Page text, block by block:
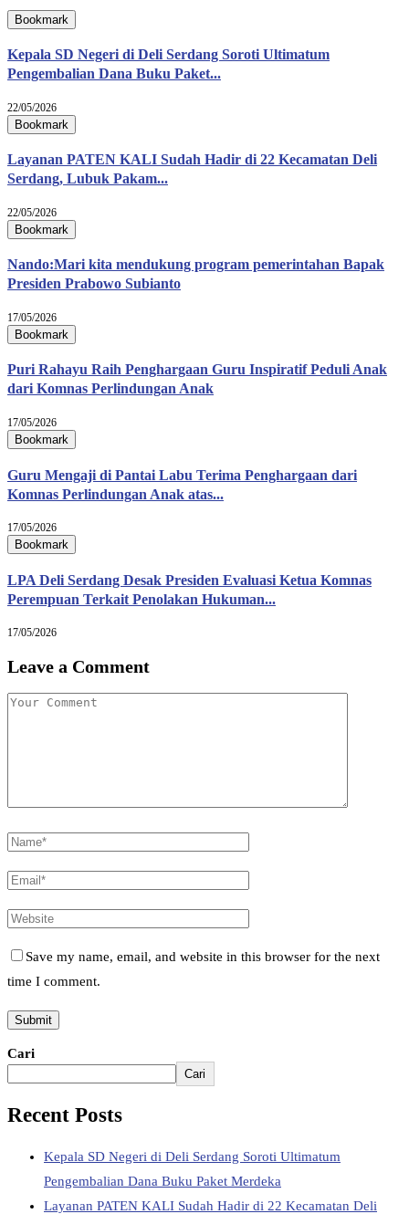
Bookmark
Kepala SD Negeri di Deli Serdang Soroti Ultimatum
Pengembalian Dana Buku Paket...
22/05/2026
Bookmark
Layanan PATEN KALI Sudah Hadir di 22 Kecamatan Deli
Serdang, Lubuk Pakam...
22/05/2026
Bookmark
Nando:Mari kita mendukung program pemerintahan Bapak
Presiden Prabowo Subianto
17/05/2026
Bookmark
Puri Rahayu Raih Penghargaan Guru Inspiratif Peduli Anak
dari Komnas Perlindungan Anak
17/05/2026
Bookmark
Guru Mengaji di Pantai Labu Terima Penghargaan dari
Komnas Perlindungan Anak atas...
17/05/2026
Bookmark
LPA Deli Serdang Desak Presiden Evaluasi Ketua Komnas
Perempuan Terkait Penolakan Hukuman...
17/05/2026
Leave a Comment
Save my name, email, and website in this browser for the next
time I comment.
Cari
Cari
Recent Posts
Kepala SD Negeri di Deli Serdang Soroti Ultimatum
Pengembalian Dana Buku Paket Merdeka
Layanan PATEN KALI Sudah Hadir di 22 Kecamatan Deli